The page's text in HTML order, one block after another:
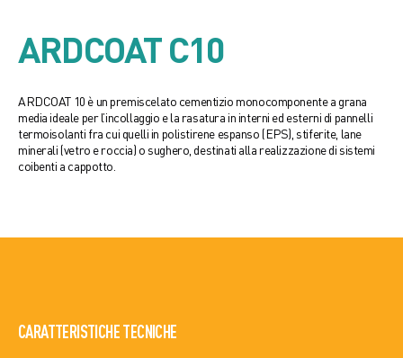
ARDCOAT C10
ARDCOAT 10 è un premiscelato cementizio monocomponente a grana
media ideale per l’incollaggio e la rasatura in interni ed esterni di pannelli
termoisolanti fra cui quelli in polistirene espanso (EPS), stiferite, lane
minerali (vetro e roccia) o sughero, destinati alla realizzazione di sistemi
coibenti a cappotto.
CARATTERISTICHE TECNICHE